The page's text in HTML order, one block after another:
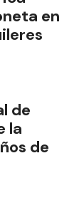
en
de
la
de